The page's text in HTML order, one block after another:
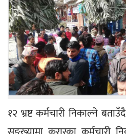
१२ भ्रष्ट कर्मचारी निकाल्ने